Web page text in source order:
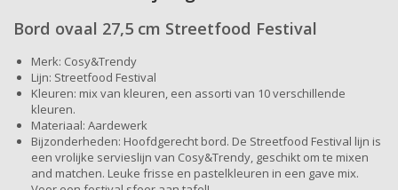
Bord ovaal 27,5 cm Streetfood Festival
Merk: Cosy&Trendy
Lijn: Streetfood Festival
Kleuren: mix van kleuren, een assorti van 10 verschillende
kleuren.
Materiaal: Aardewerk
Bijzonderheden: Hoofdgerecht bord. De Streetfood Festival lijn is
een vrolijke servieslijn van Cosy&Trendy, geschikt om te mixen
and matchen. Leuke frisse en pastelkleuren in een gave mix.